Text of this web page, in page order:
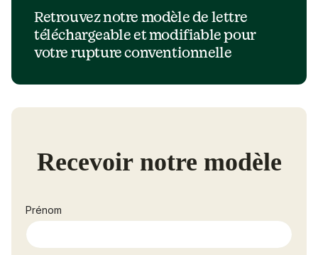
Retrouvez notre modèle de lettre
téléchargeable et modifiable pour
votre rupture conventionnelle